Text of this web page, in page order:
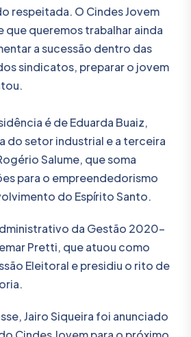
respeitada. O Cindes Jovem
que queremos trabalhar ainda
a sucessão dentro das
sindicatos, preparar o jovem
é de Eduarda Buaiz,
do setor industrial e a terceira
Salume, que soma
para o empreendedorismo
do Espírito Santo.
da Gestão 2020-
Pretti, que atuou como
Eleitoral e presidiu o rito de
Jairo Siqueira foi anunciado